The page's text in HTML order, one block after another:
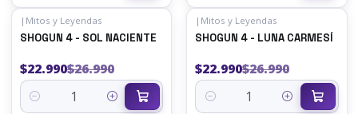
-15%OFF
| Mitos y Leyendas
SHOGUN 4 - SOL NACIENTE
$22.990$26.990
Quantity
-15%OFF
| Mitos y Leyendas
SHOGUN 4 - LUNA CARMESÍ
$22.990$26.990
Quantity